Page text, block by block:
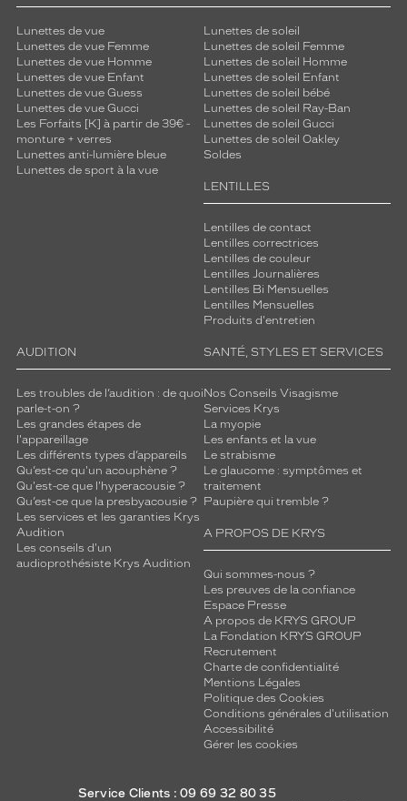
Lunettes de vue
Lunettes de vue Femme
Lunettes de vue Homme
Lunettes de vue Enfant
Lunettes de vue Guess
Lunettes de vue Gucci
Les Forfaits [K] à partir de 39€ -
monture + verres
Lunettes anti-lumière bleue
Lunettes de sport à la vue
Lunettes de soleil
Lunettes de soleil Femme
Lunettes de soleil Homme
Lunettes de soleil Enfant
Lunettes de soleil bébé
Lunettes de soleil Ray-Ban
Lunettes de soleil Gucci
Lunettes de soleil Oakley
Soldes
LENTILLES
Lentilles de contact
Lentilles correctrices
Lentilles de couleur
Lentilles Journalières
Lentilles Bi Mensuelles
Lentilles Mensuelles
Produits d'entretien
AUDITION
Les troubles de l’audition : de quoi
parle-t-on ?
Les grandes étapes de
l'appareillage
Les différents types d’appareils
Qu’est-ce qu'un acouphène ?
Qu'est-ce que l'hyperacousie ?
Qu’est-ce que la presbyacousie ?
Les services et les garanties Krys
Audition
Les conseils d'un
audioprothésiste Krys Audition
SANTÉ, STYLES ET SERVICES
Nos Conseils Visagisme
Services Krys
La myopie
Les enfants et la vue
Le strabisme
Le glaucome : symptômes et
traitement
Paupière qui tremble ?
A PROPOS DE KRYS
Qui sommes-nous ?
Les preuves de la confiance
Espace Presse
A propos de KRYS GROUP
La Fondation KRYS GROUP
Recrutement
Charte de confidentialité
Mentions Légales
Politique des Cookies
Conditions générales d'utilisation
Accessibilité
Gérer les cookies
Service Clients : 09 69 32 80 35